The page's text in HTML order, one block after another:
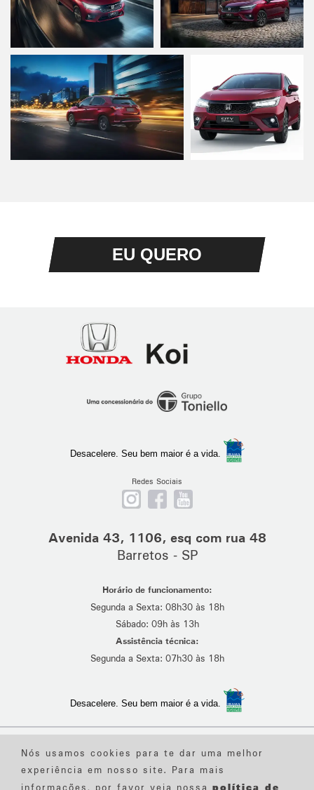
EU QUERO
Honda
Ribeirão
Desacelere. Seu bem maior é a vida.
Redes Sociais
Nos
siga
no
Instagram
Curta
nossa
página
no
Facebook
Se
escreva
nosso
canal
Youtube
Avenida 43, 1106, esq com rua 48
Barretos - SP
Horário de funcionamento:
Segunda a Sexta: 08h30 às 18h
Sábado: 09h às 13h
Assistência técnica:
Segunda a Sexta: 07h30 às 18h
Desacelere. Seu bem maior é a vida.
- Política de Cookies
Portal de transparência de dados
Nós usamos cookies para te dar uma melhor
experiência em nosso site. Para mais
informações, por favor veja nossa política de